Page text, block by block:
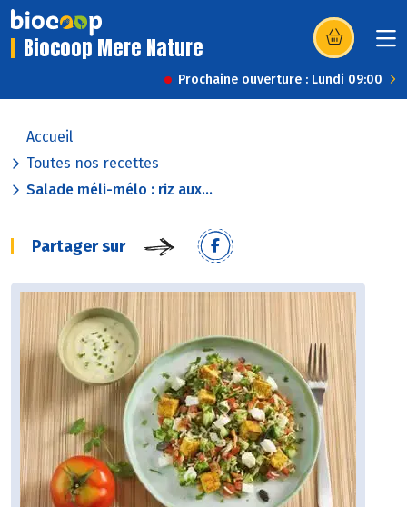
Biocoop Mere Nature (s’ouvre dans
Prochaine ouverture : Lundi 09:00
Accueil
Toutes nos recettes
Salade méli-mélo : riz aux...
Partager sur